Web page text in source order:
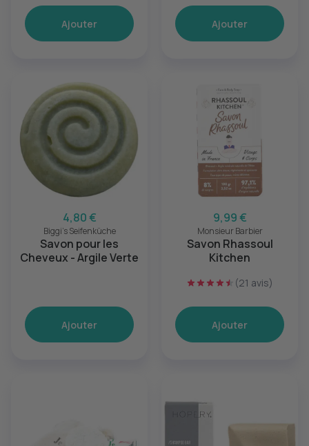
Ajouter Ajouter
4,80 €
Biggi's Seifenküche
Savon pour les
Cheveux - Argile Verte
Ajouter
9,99 €
Monsieur Barbier
Savon Rhassoul
Kitchen
(21 avis)
Ajouter